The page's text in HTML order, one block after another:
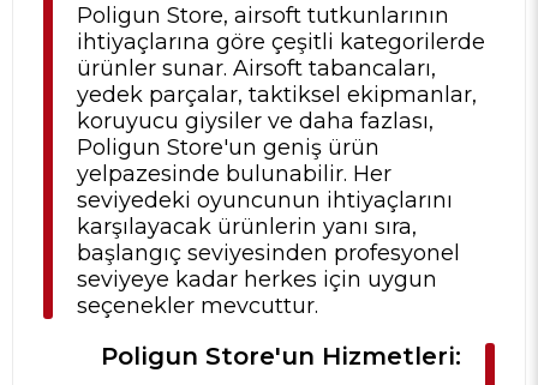
Poligun Store, airsoft tutkunlarının
ihtiyaçlarına göre çeşitli kategorilerde
ürünler sunar. Airsoft tabancaları,
yedek parçalar, taktiksel ekipmanlar,
koruyucu giysiler ve daha fazlası,
Poligun Store'un geniş ürün
yelpazesinde bulunabilir. Her
seviyedeki oyuncunun ihtiyaçlarını
karşılayacak ürünlerin yanı sıra,
başlangıç seviyesinden profesyonel
seviyeye kadar herkes için uygun
seçenekler mevcuttur.
Poligun Store'un Hizmetleri: